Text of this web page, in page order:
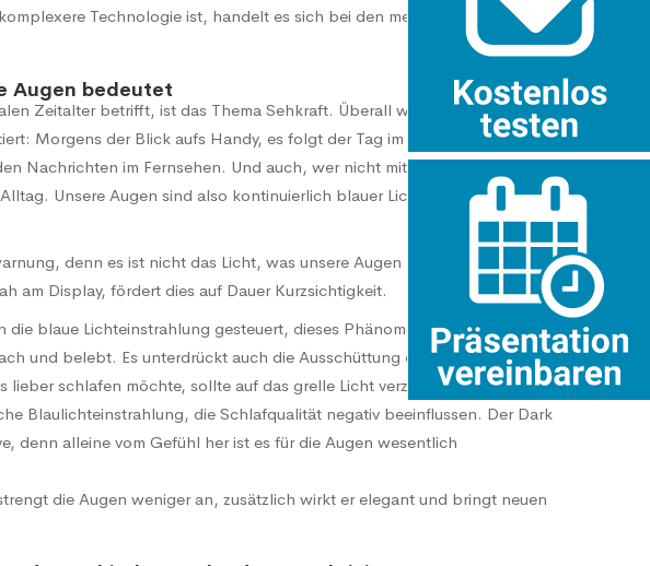
Technologie ist, handelt es sich bei den meisten Smartphones
Augen bedeutet
Zeitalter betrifft, ist das Thema Sehkraft. Überall wird man im Alltag
Morgens der Blick aufs Handy, es folgt der Tag im Büro vor dem
Nachrichten im Fernsehen. Und auch, wer nicht mit dem Computer
Unsere Augen sind also kontinuierlich blauer Lichteinstrahlung
denn es ist nicht das Licht, was unsere Augen beeinträchtigt,
am Display, fördert dies auf Dauer Kurzsichtigkeit.
die blaue Lichteinstrahlung gesteuert, dieses Phänomen nennt man
und belebt. Es unterdrückt auch die Ausschüttung des Schlafhormons
lieber schlafen möchte, sollte auf das grelle Licht verzichten, denn selbst
Blaulichteinstrahlung, die Schlafqualität negativ beeinflussen. Der Dark
denn alleine vom Gefühl her ist es für die Augen wesentlich
die Augen weniger an, zusätzlich wirkt er elegant und bringt neuen